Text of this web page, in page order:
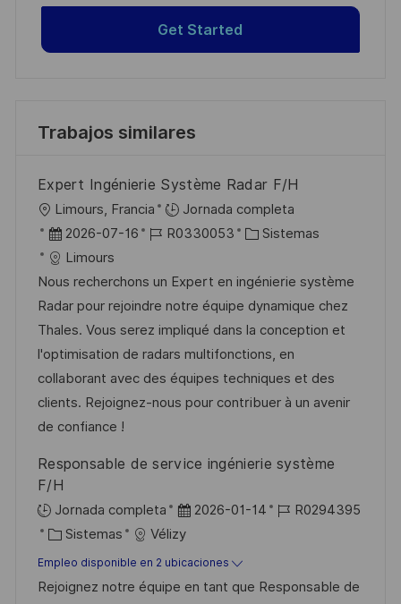
Get Started
Trabajos similares
Expert Ingénierie Système Radar F/H
U
b
c
a
c
i
ó
n
Limours, Francia
Jornada completa
F
e
c
h
a
d
e
p
u
l
c
c
i
2026-07-16
I
d
e
e
m
p
l
R0330053
C
t
e
g
o
r
í
Sistemas
Limours
Nous recherchons un Expert en ingénierie système
Radar pour rejoindre notre équipe dynamique chez
Thales. Vous serez impliqué dans la conception et
l'optimisation de radars multifonctions, en
collaborant avec des équipes techniques et des
clients. Rejoignez-nous pour contribuer à un avenir
de confiance !
Responsable de service ingénierie système
F/H
Jornada completa
F
e
c
h
2026-01-14
I
e
R0294395
C
a
t
Sistemas Vélizy
Empleo disponible en 2 ubicaciones
Rejoignez notre équipe en tant que Responsable de